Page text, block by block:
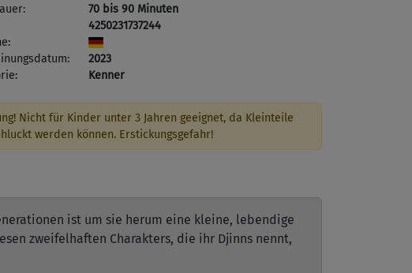
70 bis 90 Minuten
4250231737244
2023
Kenner
Nicht für Kinder unter 3 Jahren geeignet, da Kleinteile
werden können. Erstickungsgefahr!
ist um sie herum eine kleine, lebendige
zweifelhaften Charakters, die ihr Djinns nennt,